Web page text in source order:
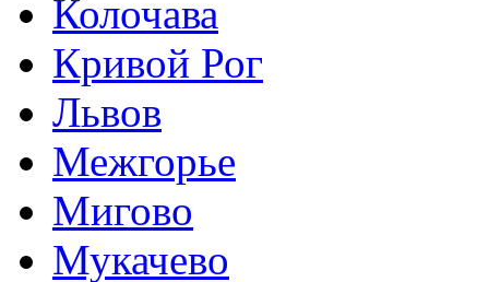
Колочава
Кривой Рог
Львов
Межгорье
Мигово
Мукачево